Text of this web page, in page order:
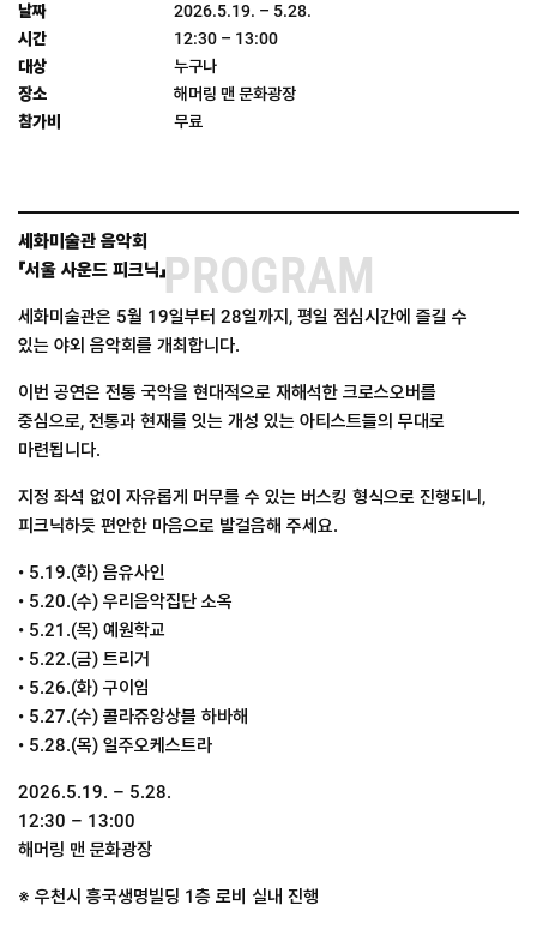
PROGRAM
세화미술관 음악회
「서울 사운드 피크닉」
세화미술관은 5월 19일부터 28일까지, 평일 점심시간에 즐길 수
있는 야외 음악회를 개최합니다.
이번 공연은 전통 국악을 현대적으로 재해석한 크로스오버를
중심으로, 전통과 현재를 잇는 개성 있는 아티스트들의 무대로
마련됩니다.
지정 좌석 없이 자유롭게 머무를 수 있는 버스킹 형식으로 진행되니,
피크닉하듯 편안한 마음으로 발걸음해 주세요.
• 5.19.(화) 음유사인
• 5.20.(수) 우리음악집단 소옥
• 5.21.(목) 예원학교
• 5.22.(금) 트리거
• 5.26.(화) 구이임
• 5.27.(수) 콜라쥬앙상블 하바해
• 5.28.(목) 일주오케스트라
2026.5.19. – 5.28.
12:30 – 13:00
해머링 맨 문화광장
※ 우천시 흥국생명빌딩 1층 로비 실내 진행
2026.5.19. – 5.28.
12:30 – 13:00
누구나
해머링 맨 문화광장
무료